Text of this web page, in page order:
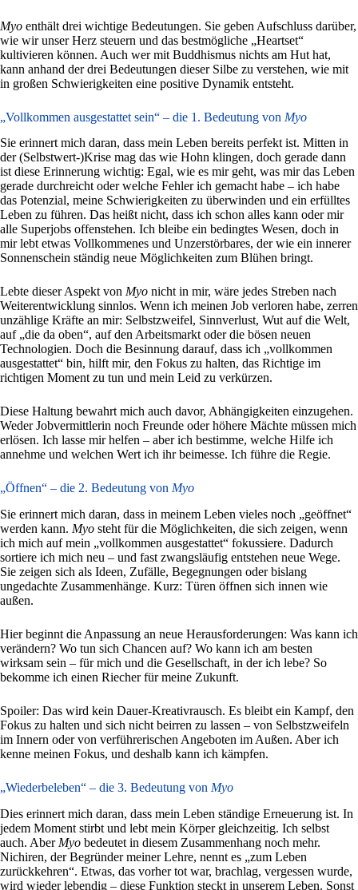
Myo enthält drei wichtige Bedeutungen. Sie geben Aufschluss darüber,
wie wir unser Herz steuern und das bestmögliche „Heartset“
kultivieren können. Auch wer mit Buddhismus nichts am Hut hat,
kann anhand der drei Bedeutungen dieser Silbe zu verstehen, wie mit
in großen Schwierigkeiten eine positive Dynamik entsteht.
„Vollkommen ausgestattet sein“ – die 1. Bedeutung von Myo
Sie erinnert mich daran, dass mein Leben bereits perfekt ist. Mitten in
der (Selbstwert-)Krise mag das wie Hohn klingen, doch gerade dann
ist diese Erinnerung wichtig: Egal, wie es mir geht, was mir das Leben
gerade durchreicht oder welche Fehler ich gemacht habe – ich habe
das Potenzial, meine Schwierigkeiten zu überwinden und ein erfülltes
Leben zu führen. Das heißt nicht, dass ich schon alles kann oder mir
alle Superjobs offenstehen. Ich bleibe ein bedingtes Wesen, doch in
mir lebt etwas Vollkommenes und Unzerstörbares, der wie ein innerer
Sonnenschein ständig neue Möglichkeiten zum Blühen bringt.
Lebte dieser Aspekt von Myo nicht in mir, wäre jedes Streben nach
Weiterentwicklung sinnlos. Wenn ich meinen Job verloren habe, zerren
unzählige Kräfte an mir: Selbstzweifel, Sinnverlust, Wut auf die Welt,
auf „die da oben“, auf den Arbeitsmarkt oder die bösen neuen
Technologien. Doch die Besinnung darauf, dass ich „vollkommen
ausgestattet“ bin, hilft mir, den Fokus zu halten, das Richtige im
richtigen Moment zu tun und mein Leid zu verkürzen.
Diese Haltung bewahrt mich auch davor, Abhängigkeiten einzugehen.
Weder Jobvermittlerin noch Freunde oder höhere Mächte müssen mich
erlösen. Ich lasse mir helfen – aber ich bestimme, welche Hilfe ich
annehme und welchen Wert ich ihr beimesse. Ich führe die Regie.
„Öffnen“ – die 2. Bedeutung von Myo
Sie erinnert mich daran, dass in meinem Leben vieles noch „geöffnet“
werden kann. Myo steht für die Möglichkeiten, die sich zeigen, wenn
ich mich auf mein „vollkommen ausgestattet“ fokussiere. Dadurch
sortiere ich mich neu – und fast zwangsläufig entstehen neue Wege.
Sie zeigen sich als Ideen, Zufälle, Begegnungen oder bislang
ungedachte Zusammenhänge. Kurz: Türen öffnen sich innen wie
außen.
Hier beginnt die Anpassung an neue Herausforderungen: Was kann ich
verändern? Wo tun sich Chancen auf? Wo kann ich am besten
wirksam sein – für mich und die Gesellschaft, in der ich lebe? So
bekomme ich einen Riecher für meine Zukunft.
Spoiler: Das wird kein Dauer-Kreativrausch. Es bleibt ein Kampf, den
Fokus zu halten und sich nicht beirren zu lassen – von Selbstzweifeln
im Innern oder von verführerischen Angeboten im Außen. Aber ich
kenne meinen Fokus, und deshalb kann ich kämpfen.
„Wiederbeleben“ – die 3. Bedeutung von Myo
Dies erinnert mich daran, dass mein Leben ständige Erneuerung ist. In
jedem Moment stirbt und lebt mein Körper gleichzeitig. Ich selbst
auch. Aber Myo bedeutet in diesem Zusammenhang noch mehr.
Nichiren, der Begründer meiner Lehre, nennt es „zum Leben
zurückkehren“. Etwas, das vorher tot war, brachlag, vergessen wurde,
wird wieder lebendig – diese Funktion steckt in unserem Leben. Sonst